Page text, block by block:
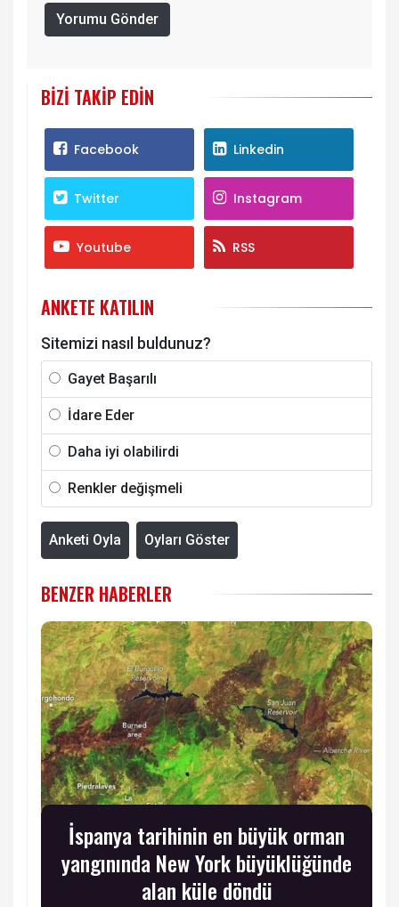
Yorumu Gönder
BIZI TAKIP EDIN
Facebook Linkedin
Twitter Instagram
Youtube RSS
ANKETE KATILIN
Sitemizi nasıl buldunuz?
Gayet Başarılı
İdare Eder
Daha iyi olabilirdi
Renkler değişmeli
Anketi Oyla Oyları Göster
BENZER HABERLER
İspanya tarihinin en büyük orman
yangınında New York büyüklüğünde
alan küle döndü